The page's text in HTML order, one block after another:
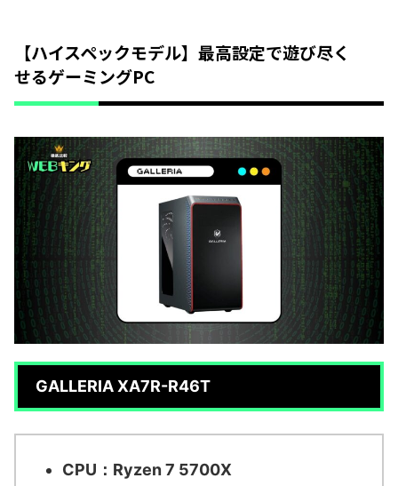
【ハイスペックモデル】最高設定で遊び尽く
せるゲーミングPC
GALLERIA XA7R-R46T
CPU：Ryzen 7 5700X